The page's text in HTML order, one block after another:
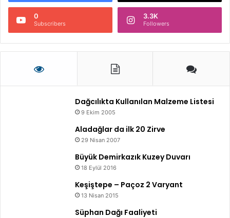
0
Subscribers
3.3K
Followers
Dağcılıkta Kullanılan Malzeme Listesi
9 Ekim 2005
Aladağlar da ilk 20 Zirve
29 Nisan 2007
Büyük Demirkazık Kuzey Duvarı
18 Eylül 2016
Keşiştepe – Paçoz 2 Varyant
13 Nisan 2015
Süphan Dağı Faaliyeti